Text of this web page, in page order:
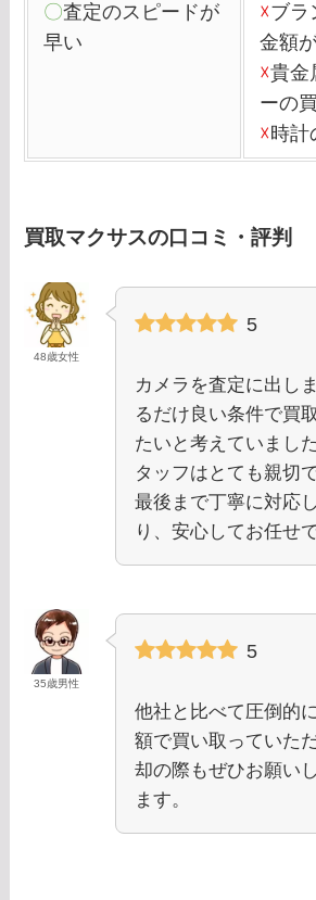
〇査定のスピードが
早い
☓ブラ
金額
☓貴金
ーの
☓時計
買取マクサスの口コミ・評判
48歳女性
5
カメラを査定に出し
るだけ良い条件で買
たいと考えていまし
タッフはとても親切
最後まで丁寧に対応
り、安心してお任せ
35歳男性
5
他社と比べて圧倒的
額で買い取っていた
却の際もぜひお願い
ます。